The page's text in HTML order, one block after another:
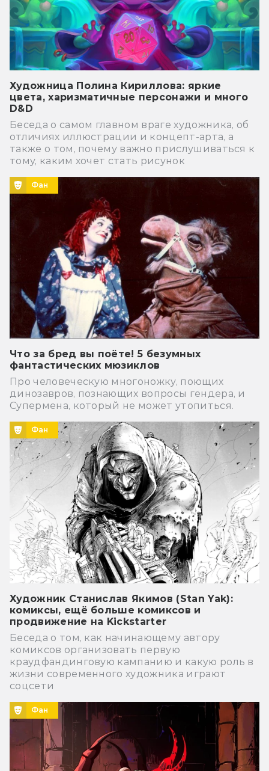
Художница Полина Кириллова: яркие
цвета, харизматичные персонажи и много
D&D
Беседа о самом главном враге художника, об
отличиях иллюстрации и концепт-арта, а
также о том, почему важно прислушиваться к
тому, каким хочет стать рисунок
Фан
Что за бред вы поёте! 5 безумных
фантастических мюзиклов
Про человеческую многоножку, поющих
динозавров, познающих вопросы гендера, и
Супермена, который не может утопиться.
Фан
Художник Станислав Якимов (Stan Yak):
комиксы, ещё больше комиксов и
продвижение на Kickstarter
Беседа о том, как начинающему автору
комиксов организовать первую
краудфандинговую кампанию и какую роль в
жизни современного художника играют
соцсети
Фан